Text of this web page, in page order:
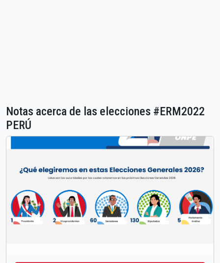
Notas acerca de las elecciones #ERM2022
PERÚ